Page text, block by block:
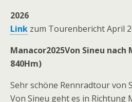
2026
Link zum Tourenbericht April
Manacor2025Von Sineu nach
840Hm)
Sehr schöne Rennradtour von
Von Sineu geht es in Richtung